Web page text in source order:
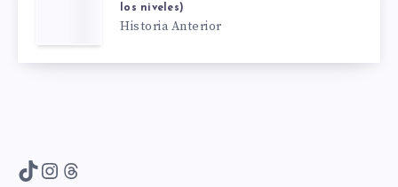
los niveles)
Historia Anterior
TikTok
Instagram
Threads